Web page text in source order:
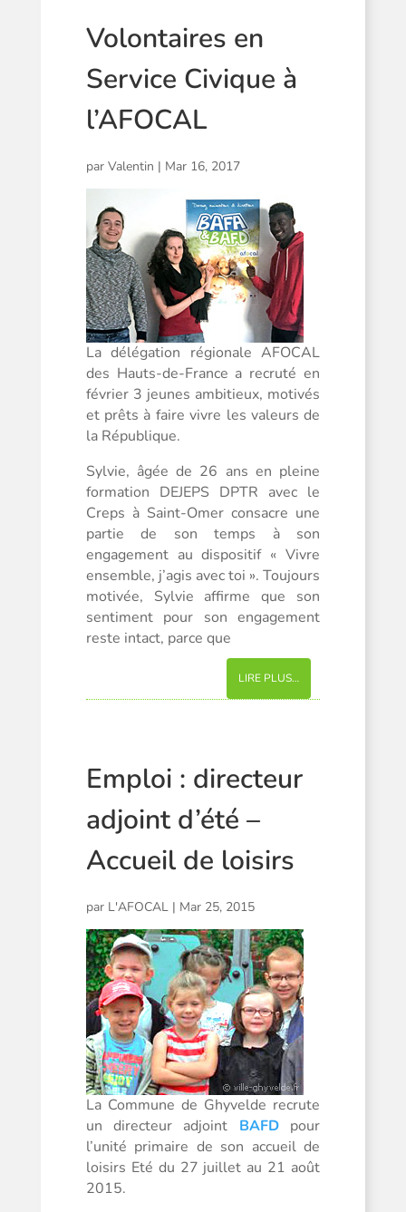
Volontaires en
Service Civique à
l’AFOCAL
par Valentin | Mar 16, 2017
La délégation régionale AFOCAL
des Hauts-de-France a recruté en
février 3 jeunes ambitieux, motivés
et prêts à faire vivre les valeurs de
la République.
Sylvie, âgée de 26 ans en pleine
formation DEJEPS DPTR avec le
Creps à Saint-Omer consacre une
partie de son temps à son
engagement au dispositif « Vivre
ensemble, j’agis avec toi ». Toujours
motivée, Sylvie affirme que son
sentiment pour son engagement
reste intact, parce que
LIRE PLUS…
Emploi : directeur
adjoint d’été –
Accueil de loisirs
par L'AFOCAL| Mar 25, 2015
La Commune de Ghyvelde recrute
un directeur adjoint BAFDpour
l’unité primaire de son accueil de
loisirs Eté du 27 juillet au 21 août
2015.